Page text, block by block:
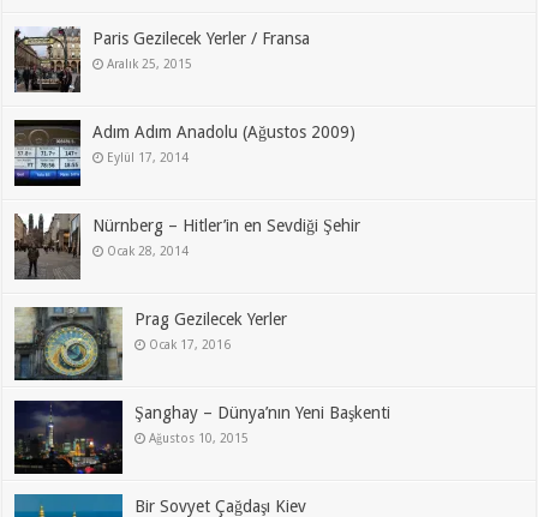
Paris Gezilecek Yerler / Fransa
Aralık 25, 2015
Adım Adım Anadolu (Ağustos 2009)
Eylül 17, 2014
Nürnberg – Hitler’in en Sevdiği Şehir
Ocak 28, 2014
Prag Gezilecek Yerler
Ocak 17, 2016
Şanghay – Dünya’nın Yeni Başkenti
Ağustos 10, 2015
Bir Sovyet Çağdaşı Kiev